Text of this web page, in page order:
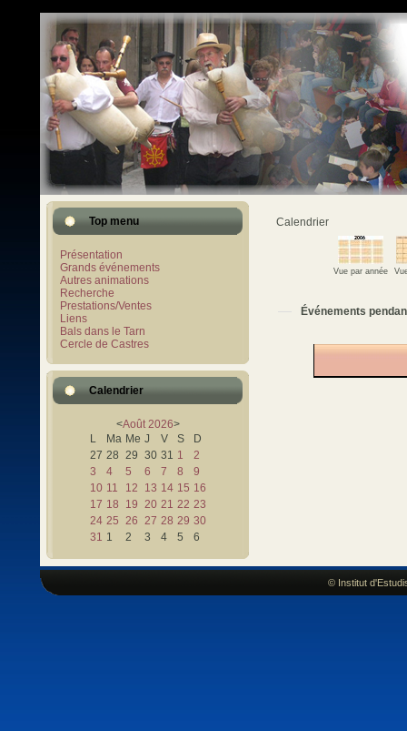
Top menu
Présentation
Grands événements
Autres animations
Recherche
Prestations/Ventes
Liens
Bals dans le Tarn
Cercle de Castres
Calendrier
<Août 2026>
L
Ma Me J V S
D
27 28 29 30 31 1
2
3
4 5 6 7 8
9
10 11 12 13 14 15 16
17 18 19 20 21 22 23
24 25 26 27 28 29 30
31 1 2 3 4 5 6
Calendrier
Vue par année
Événements
© Institut